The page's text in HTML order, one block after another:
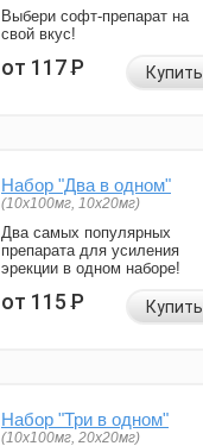
Выбери софт-препарат на
свой вкус!
от 117Р Купить
Набор "Два в одном"
(10x100мг, 10x20мг)
Два самых популярных
препарата для усиления
эрекции в одном наборе!
от 115Р Купить
Набор "Три в одном"
(10x100мг, 20x20мг)